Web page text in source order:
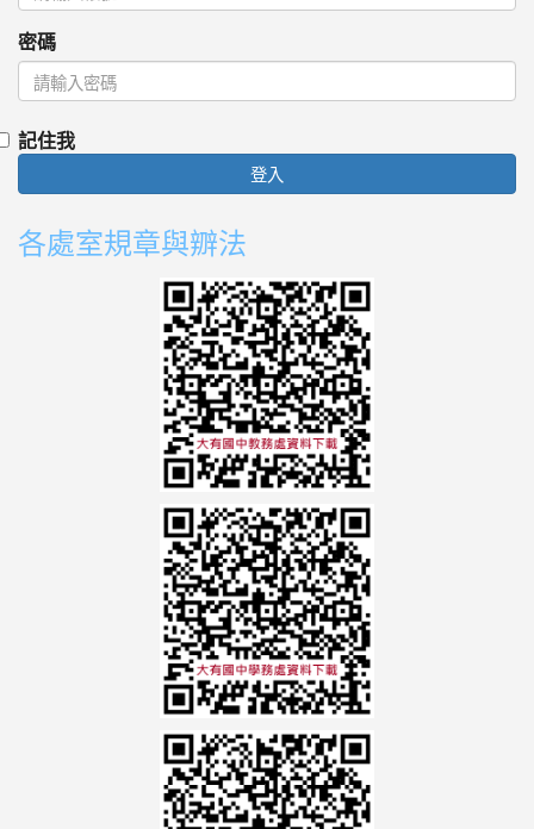
密碼
記住我
登入
各處室規章與辧法